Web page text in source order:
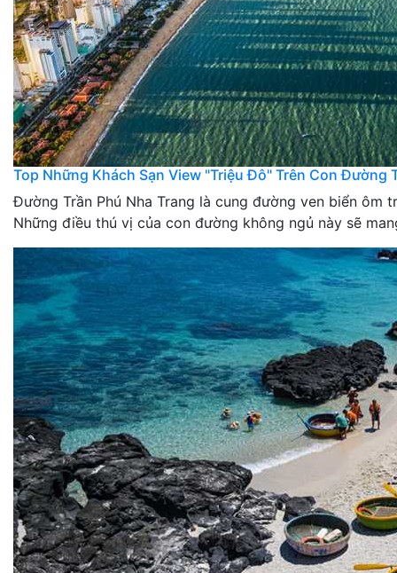
Top Những Khách Sạn View "Triệu Đô" Trên Con Đường
Đường Trần Phú Nha Trang là cung đường ven biển ôm
Những điều thú vị của con đường không ngủ này sẽ